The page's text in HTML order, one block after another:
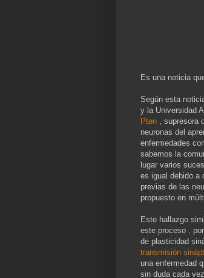
Es una noticia
Según esta
y la Universidad
Pten , supresora
neuronas del
enfermedades
sabemos la
lugar varios
es igual debido a
previas de las
propuesto en
Este hallazgo
este proceso ,
de plasticidad
transmisión
una enfermedad
sin duda cada